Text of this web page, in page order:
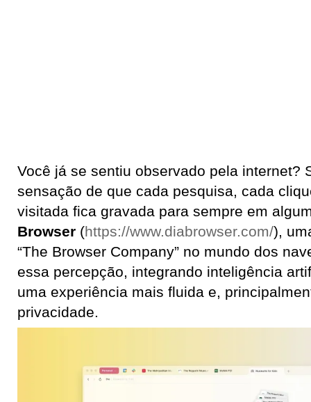
Você já se sentiu observado pela internet?
sensação de que cada pesquisa, cada
visitada fica gravada para sempre em
Browser (https://www.diabrowser.com/),
“The Browser Company” no mundo dos
essa percepção, integrando inteligência
uma experiência mais fluida e,
privacidade.